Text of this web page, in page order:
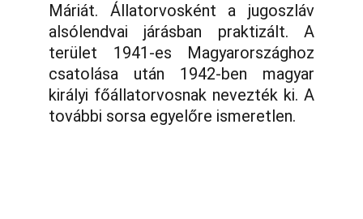
Máriát. Állatorvosként a jugoszláv
alsólendvai járásban praktizált. A
terület 1941-es Magyarországhoz
csatolása után 1942-ben magyar
királyi főállatorvosnak nevezték ki. A
további sorsa egyelőre ismeretlen.